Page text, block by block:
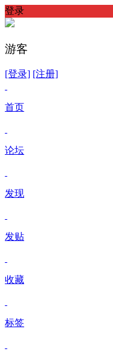
登录
游客
[登录] [注册]
首页
论坛
发现
发贴
收藏
标签